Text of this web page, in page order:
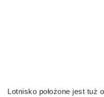
Lotnisko położone jest tuż